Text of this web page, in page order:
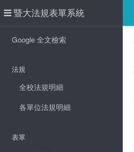
暨大法規表單系統
Google 全文檢索
法規
全校法規明細
各單位法規明細
表單